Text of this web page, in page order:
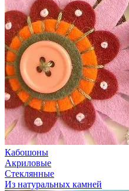
Кабошоны
Акриловые
Стеклянные
Из натуральных камней